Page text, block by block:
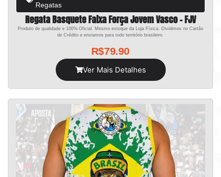
Regatas
Regata Basquete Faixa Força Jovem Vasco – FJV
Produto de qualidade e 100% Oficial. Mesmo estoque da Loja Física. Dividimos no Cartão
de Crédito e enviamos para todo território brasileiro.
R$79.90
Ver Mais Detalhes